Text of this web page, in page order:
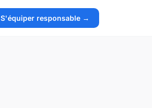
S'équiper responsable →